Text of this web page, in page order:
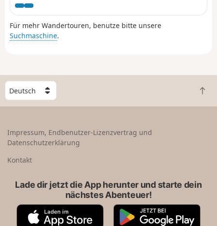
Ausblick.
Für mehr Wandertouren, benutze bitte unsere
Suchmaschine.
W
ä
h
e
n
Z
u
Impressum, Endbenutzer-Lizenzvertrag und
Datenschutzerklärung
Kontakt
Lade dir jetzt die App herunter und starte dein
nächstes Abenteuer!
A
G